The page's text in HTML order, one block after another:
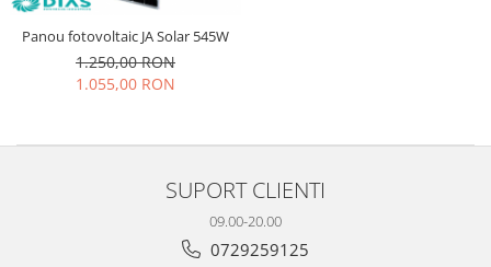
Panou fotovoltaic JA Solar 545W
1.250,00 RON
1.055,00 RON
SUPORT CLIENTI
09.00-20.00
0729259125